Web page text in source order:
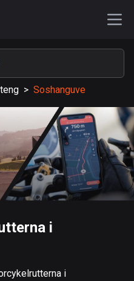
> Soshanguve
i
i